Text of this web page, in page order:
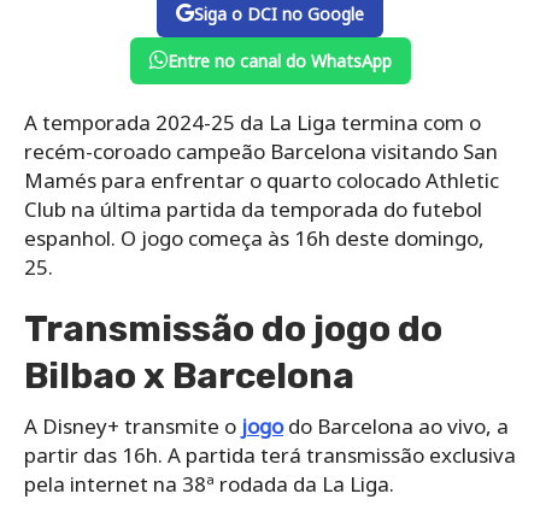
Siga o DCI no Google
Entre no canal do WhatsApp
A temporada 2024-25 da La Liga termina com o
recém-coroado campeão Barcelona visitando San
Mamés para enfrentar o quarto colocado Athletic
Club na última partida da temporada do futebol
espanhol. O jogo começa às 16h deste domingo,
25.
Transmissão do jogo do
Bilbao x Barcelona
A Disney+ transmite o jogodo Barcelona ao vivo, a
partir das 16h. A partida terá transmissão exclusiva
pela internet na 38ª rodada da La Liga.